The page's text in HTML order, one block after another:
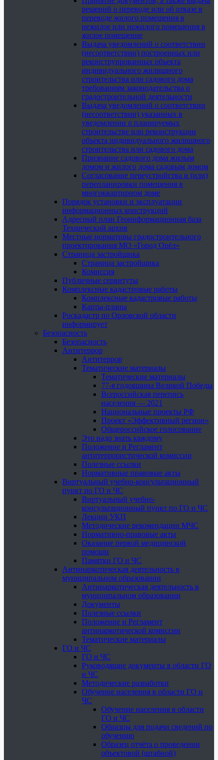
решений о переводе или об отказе в
переводе жилого помещения в
нежилое или нежилого помещения в
жилое помещение
Выдача уведомлений о соответствии
(несоответствии) построенных или
реконструированных объекта
индивидуального жилищного
строительства или садового дома
требованиям законодательства о
градостроительной деятельности
Выдача уведомлений о соответствии
(несоответствии) указанных в
уведомлении о планируемых
строительстве или реконструкции
объекта индивидуального жилищного
строительства или садового дома
Признание садового дома жилым
домом и жилого дома садовым домом
Согласование переустройства и (или)
перепланировки помещения в
многоквартирном доме
Порядок установки и эксплуатации
информационных конструкций
Адресный план Геоинформационная база
Технический архив
Местные нормативы градостроительного
проектирования МО «Город Орёл»
Страница застройщика
Страница застройщика
Комиссия
Публичные сервитуты
Комплексные кадастровые работы
Комплексные кадастровые работы
Карты-планы
Роскадастр по Орловской области
информирует
Безопасность
Безопасность
Антитеррор
Антитеррор
Тематические материалы
Тематические материалы
77-я годовщина Великой Победы
Всероссийская перепись
населения — 2021
Национальные проекты РФ
Проект «Эффективный регион»
Общероссийское голосование
Это надо знать каждому
Положение и Регламент
антитеррористической комиссии
Полезные ссылки
Нормативные правовые акты
Виртуальный учебно-консультационный
пункт по ГО и ЧС
Виртуальный учебно-
консультационный пункт по ГО и ЧС
Лекции УКП
Методические рекомендации МЧС
Нормативно-правовые акты
Оказание первой медицинской
помощи
Памятки ГО и ЧС
Антинаркотическая деятельность в
муниципальном образовании
Антинаркотическая деятельность в
муниципальном образовании
Документы
Полезные ссылки
Положение и Регламент
антинаркотической комиссии
Тематические материалы
ГО и ЧС
ГО и ЧС
Руководящие документы в области ГО
и ЧС
Методические разработки
Обучение населения в области ГО и
ЧС
Обучение населения в области
ГО и ЧС
Образцы для подачи сведений по
обучению
Образец отчёта о проведении
объектовой (штабной)